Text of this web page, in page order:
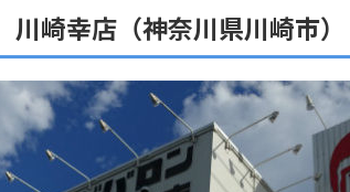
崎幸店（神奈川県川崎市）